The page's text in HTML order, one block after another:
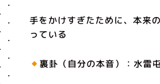
手をかけすぎたために、本来
っている
裏卦（自分の本音）：水雷